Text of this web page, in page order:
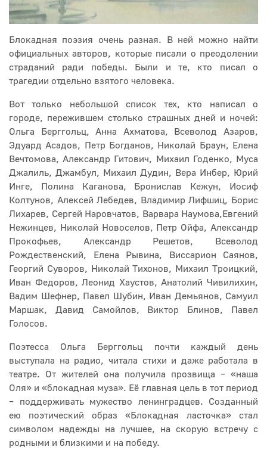
Блокадная поэзия очень разная. В ней можно найти
официальных авторов, которые писали о преодолении
страданий ради победы. Были и те, кто писал о
трагедии отдельно взятого человека.
Вот только небольшой список тех, кто написал о
городе, пережившем столько страшных дней и ночей:
Ольга Берггольц, Анна Ахматова, Всеволод Азаров,
Эдуард Асадов, Петр Богданов, Николай Браун, Елена
Вечтомова, Александр Гитович, Михаил Годенко, Муса
Джалиль, Джамбул, Михаил Дудин, Вера Инбер, Юрий
Инге, Полина Каганова, Бронислав Кежун, Иосиф
Колтунов, Алексей Лебедев, Владимир Лифшиц, Борис
Лихарев, Сергей Наровчатов, Варвара Наумова,Евгений
Нежинцев, Николай Новоселов, Петр Ойфа, Александр
Прокофьев, Александр Решетов, Всеволод
Рождественский, Елена Рывина, Виссарион Саянов,
Георгий Суворов, Николай Тихонов, Михаил Троицкий,
Иван Федоров, Леонид Хаустов, Анатолий Чивилихин,
Вадим Шефнер, Павел Шубин, Иван Демьянов, Самуил
Маршак, Давид Самойлов, Виктор Блинов, Павел
Голосов.
Поэтесса Ольга Берггольц почти каждый день
выступала на радио, читала стихи и даже работала в
театре. От жителей она получила прозвища – «наша
Оля» и «блокадная муза». Её главная цель в тот период
– поддерживать мужество ленинградцев. Созданный
ею поэтический образ «Блокадная ласточка» стал
символом надежды на лучшее, на скорую встречу с
родными и близкими и на победу.